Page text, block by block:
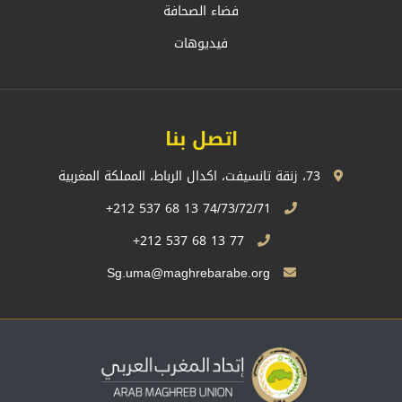
فضاء الصحافة
فيديوهات
اتصل بنا
77 13 68 537 212+